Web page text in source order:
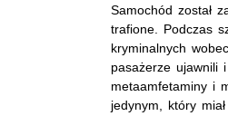
Samochód został
trafione. Podczas
kryminalnych
pasażerze ujawnili
metaamfetaminy i
jedynym, który